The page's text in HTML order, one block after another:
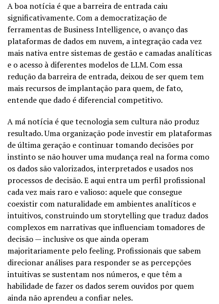
A boa notícia é que a barreira de entrada caiu
significativamente. Com a democratização de
ferramentas de Business Intelligence, o avanço das
plataformas de dados em nuvem, a integração cada vez
mais nativa entre sistemas de gestão e camadas analíticas
e o acesso à diferentes modelos de LLM. Com essa
redução da barreira de entrada, deixou de ser quem tem
mais recursos de implantação para quem, de fato,
entende que dado é diferencial competitivo.
A má notícia é que tecnologia sem cultura não produz
resultado. Uma organização pode investir em plataformas
de última geração e continuar tomando decisões por
instinto se não houver uma mudança real na forma como
os dados são valorizados, interpretados e usados nos
processos de decisão. E aqui entra um perfil profissional
cada vez mais raro e valioso: aquele que consegue
coexistir com naturalidade em ambientes analíticos e
intuitivos, construindo um storytelling que traduz dados
complexos em narrativas que influenciam tomadores de
decisão — inclusive os que ainda operam
majoritariamente pelo feeling. Profissionais que sabem
direcionar análises para responder se as percepções
intuitivas se sustentam nos números, e que têm a
habilidade de fazer os dados serem ouvidos por quem
ainda não aprendeu a confiar neles.